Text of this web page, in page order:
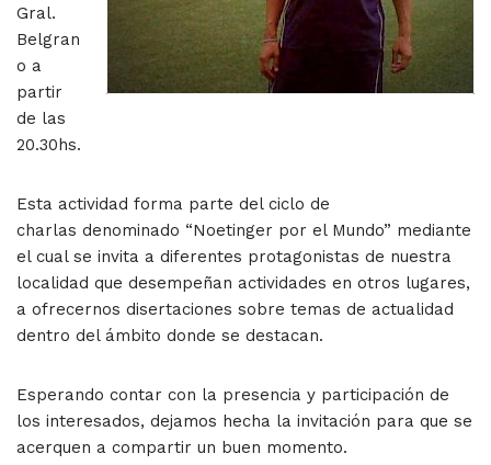
Gral.
Belgran
o a
partir
de las
20.30hs.
Esta actividad forma parte del ciclo de
charlas denominado “Noetinger por el Mundo” mediante
el cual se invita a diferentes protagonistas de nuestra
localidad que desempeñan actividades en otros lugares,
a ofrecernos disertaciones sobre temas de actualidad
dentro del ámbito donde se destacan.
Esperando contar con la presencia y participación de
los interesados, dejamos hecha la invitación para que se
acerquen a compartir un buen momento.